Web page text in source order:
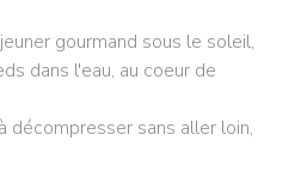
gourmand sous le soleil,
dans l'eau, au coeur de
décompresser sans aller loin,